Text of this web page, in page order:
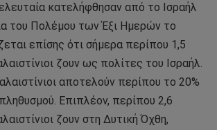
κατελήφθησαν από το Ισραήλ
του Πολέμου των Έξι Ημερών το
επίσης ότι σήμερα περίπου 1,5
ζουν ως πολίτες του Ισραήλ.
αποτελούν περίπου το 20%
Επιπλέον, περίπου 2,6
ζουν στη Δυτική Όχθη,